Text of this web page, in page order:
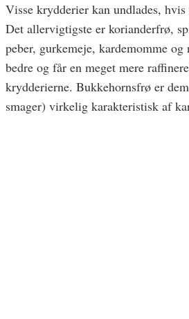
Visse krydderier kan undlades,
Det allervigtigste er korianderfrø,
peber, gurkemeje, kardemomme
bedre og får en meget mere
krydderierne. Bukkehornsfrø er
smager) virkelig karakteristisk af